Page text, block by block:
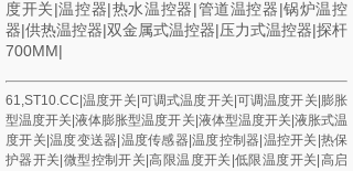
度开关|温控器|热水温控器|管道温控器|锅炉温控
器|供热温控器|双金属式温控器|压力式温控器|探杆
700MM|
61,ST10.CC|温度开关|可调式温度开关|可调温度开关|膨胀
型温度开关|液体膨胀型温度开关|液体型温度开关|液胀式温
度开关|温度变送器|温度传感器|温度控制器|温控开关|热保
护器开关|微型控制开关|高限温度开关|低限温度开关|高启